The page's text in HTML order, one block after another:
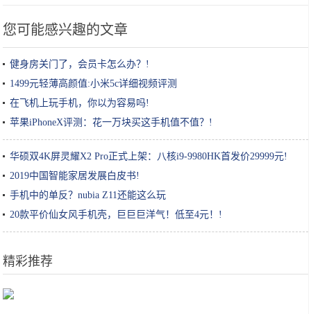
您可能感兴趣的文章
健身房关门了，会员卡怎么办？!
1499元轻薄高颜值:小米5c详细视频评测
在飞机上玩手机，你以为容易吗!
苹果iPhoneX评测：花一万块买这手机值不值？!
华硕双4K屏灵耀X2 Pro正式上架：八核i9-9980HK首发价29999元!
2019中国智能家居发展白皮书!
手机中的单反？nubia Z11还能这么玩
20款平价仙女风手机壳，巨巨巨洋气！低至4元！!
精彩推荐